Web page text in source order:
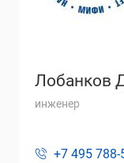
Лобанков
инженер
+7 495 788-